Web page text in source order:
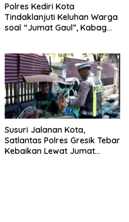
Polres Kediri Kota
Tindaklanjuti Keluhan Warga
soal “Jumat Gaul”, Kabag
Ketenteraman Masyarakat
Susuri Jalanan Kota,
Satlantas Polres Gresik Tebar
Kebaikan Lewat Jumat